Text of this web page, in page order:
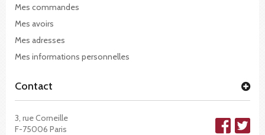
Mes commandes
Mes avoirs
Mes adresses
Mes informations personnelles
Contact
3, rue Corneille
F-75006 Paris